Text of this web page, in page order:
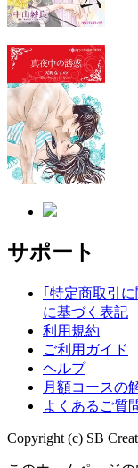
サポート
｢特定商取引
に基づく表記
利用規約
ご利用ガイド
ヘルプ
月額コースの
よくあるご質
Copyright (c) SB